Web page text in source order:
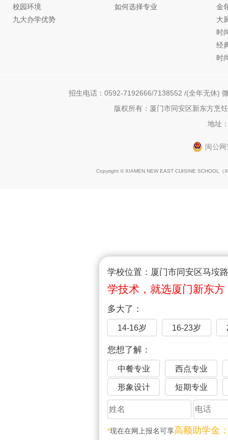
学校位置：厦门市同安区马垵
学技术，就选厦门新东方
多大了：
14-16岁 16-23岁
您想了解：
中餐专业 西点专业
形象设计 短期专业
*现在在网上报名可享高额助学金
校园环境
九大办学优势
如何选择专业
金
大
时
经
时
招生电话：0592-7192666/7138552 /(全年无休)
版权所有：厦门市同安区新东方烹
地址
闽公
Copyright © XIAMEN NEW EAST CUISINE SCHOOL（